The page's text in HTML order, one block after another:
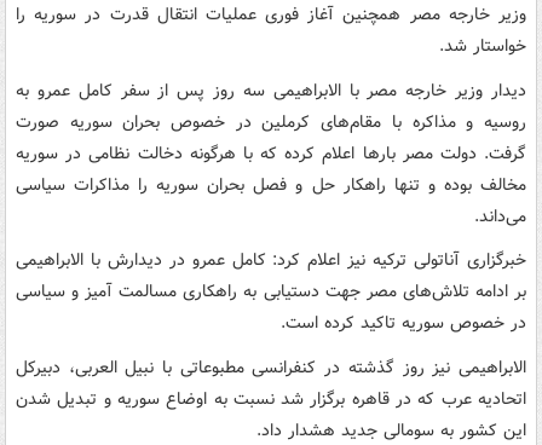
وزیر خارجه مصر همچنین آغاز فوری عملیات انتقال قدرت در سوریه را
خواستار شد.
دیدار وزیر خارجه مصر با الابراهیمی سه روز پس از سفر کامل عمرو به
روسیه و مذاکره با مقام‌های کرملین در خصوص بحران سوریه صورت
گرفت. دولت مصر بارها اعلام کرده که با هرگونه دخالت نظامی در سوریه
مخالف بوده و تنها راهکار حل و فصل بحران سوریه را مذاکرات سیاسی
می‌داند.
خبرگزاری آناتولی ترکیه نیز اعلام کرد: کامل عمرو در دیدارش با الابراهیمی
بر ادامه تلاش‌های مصر جهت دستیابی به راهکاری مسالمت آمیز و سیاسی
در خصوص سوریه تاکید کرده است.
الابراهیمی نیز روز گذشته در کنفرانسی مطبوعاتی با نبیل العربی، دبیرکل
اتحادیه عرب که در قاهره برگزار شد نسبت به اوضاع سوریه و تبدیل شدن
این کشور به سومالی جدید هشدار داد.